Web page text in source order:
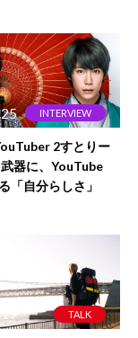
INTERVIEW
2すとりー
器に、YouTube
「自分らしさ」
TALK